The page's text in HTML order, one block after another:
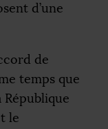
d’une
de
temps que
République
le